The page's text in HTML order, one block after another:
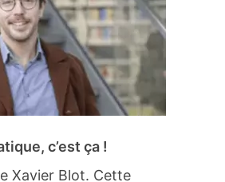
c’est ça !
Xavier Blot. Cette